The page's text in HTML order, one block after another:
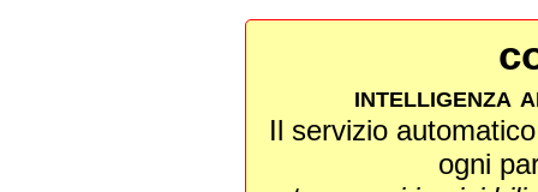
intelligenza
Il servizio
ogni